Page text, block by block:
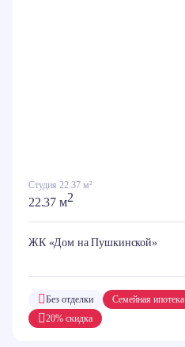
Студия 22.37 м²
22.37 м2
ЖК «Дом на Пушкинской»
20% скидка
Без отделки Семейная ипотека